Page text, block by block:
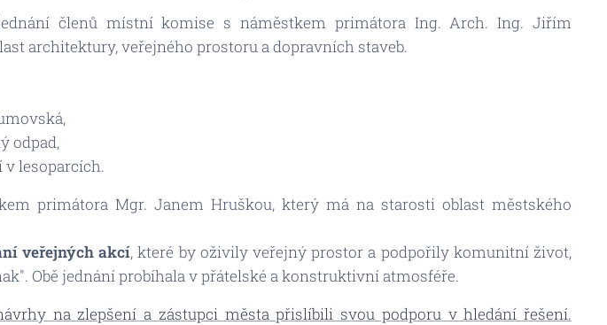
členů místní komise s náměstkem primátora Ing. Arch. Ing. Jiřím
architektury, veřejného prostoru a dopravních staveb.
odpad,
v lesoparcích.
primátora Mgr. Janem Hruškou, který má na starosti oblast městského
veřejných akcí, které by oživily veřejný prostor a podpořily komunitní život,
Obě jednání probíhala v přátelské a konstruktivní atmosféře.
na zlepšení a zástupci města přislíbili svou podporu v hledání řešení.